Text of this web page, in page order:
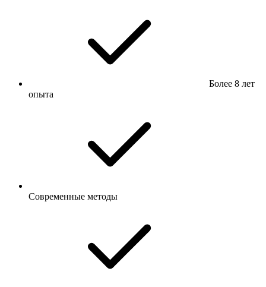
Более 8 лет
опыта
Современные методы